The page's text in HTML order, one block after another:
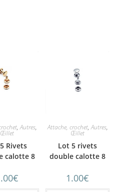
,Autres,
Œillet
Rivets
calotte 8
€
Attache, crochet,Autres,
Œillet
Lot 5 rivets
double calotte 8
1.00€